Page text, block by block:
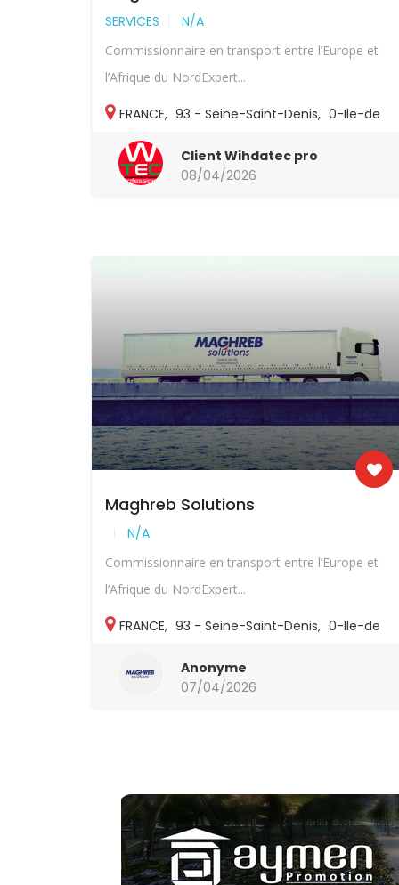
SERVICES N/A
Commissionnaire en transport entre l’Europe et
l’Afrique du NordExpert...
FRANCE, 93 - Seine-Saint-Denis, 0-Ile-de
France,
Client Wihdatec pro
08/04/2026
Maghreb Solutions
N/A
Commissionnaire en transport entre l’Europe et
l’Afrique du NordExpert...
FRANCE, 93 - Seine-Saint-Denis, 0-Ile-de
Anonyme
07/04/2026